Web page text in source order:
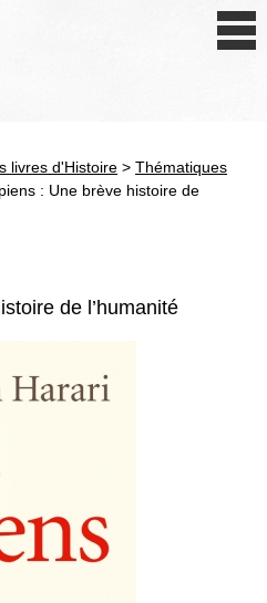
siècle
livres d'Histoire > Thématiques
: Une brève histoire de
de l’humanité